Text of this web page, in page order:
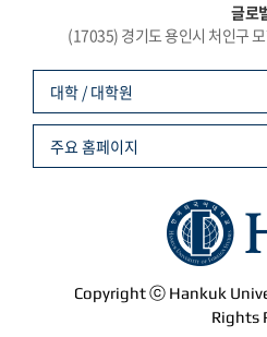
글로
(17035) 경기도 용인시 처인구
Copyright ⓒ Hankuk
Rights
대학 / 대학원
주요 홈페이지